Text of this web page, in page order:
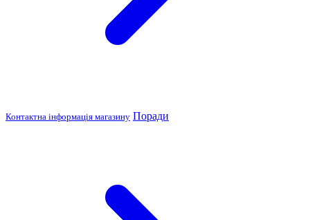
Контактна інформація магазину Поради